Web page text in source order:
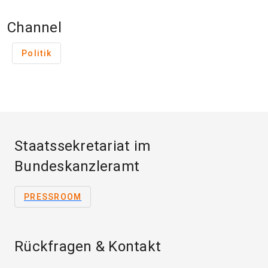
Channel
Politik
Staatssekretariat im
Bundeskanzleramt
PRESSROOM
Rückfragen & Kontakt